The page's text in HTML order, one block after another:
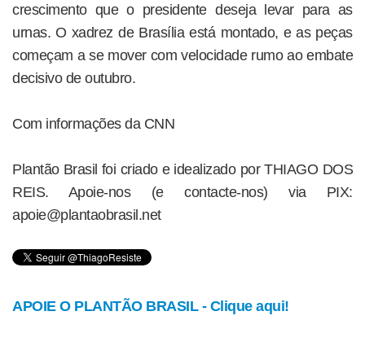
crescimento que o presidente deseja levar para as
urnas. O xadrez de Brasília está montado, e as peças
começam a se mover com velocidade rumo ao embate
decisivo de outubro.
Com informações da CNN
Plantão Brasil foi criado e idealizado por THIAGO DOS
REIS. Apoie-nos (e contacte-nos) via PIX:
apoie@plantaobrasil.net
APOIE O PLANTÃO BRASIL - Clique aqui!